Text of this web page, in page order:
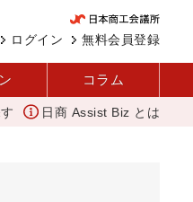
無料会員登録
ログイン
コラム
現場の省人化へ向けて「i-
日商 Assist Biz とは